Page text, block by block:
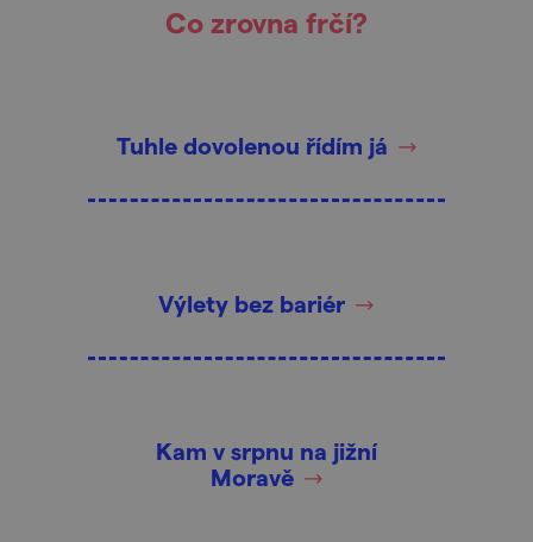
Co zrovna frčí?
Tuhle dovolenou řídím já
Výlety bez bariér
Kam v srpnu na jižní
Moravě